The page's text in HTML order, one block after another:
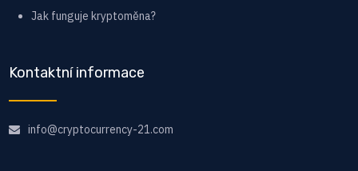
Jak funguje kryptoměna?
Kontaktní informace
info@cryptocurrency-21.com